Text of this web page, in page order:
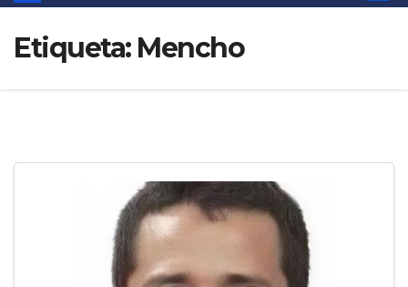
Etiqueta: Mencho